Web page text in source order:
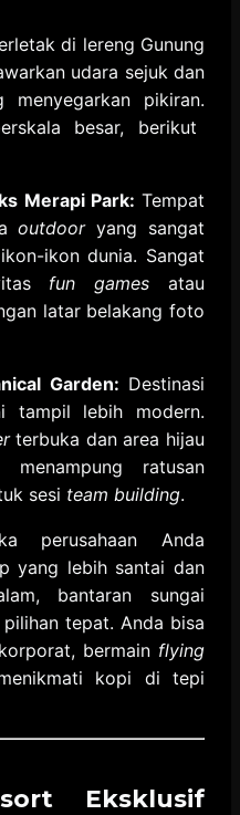
di lereng Gunung
udara sejuk dan
menyegarkan pikiran.
besar, berikut
Merapi Park: Tempat
outdooryang sangat
ikon dunia. Sangat
fun games atau
latar belakang foto
Garden: Destinasi
tampil lebih modern.
terbuka dan area hijau
ratusan
sesi team building.
perusahaan Anda
yang lebih santai dan
bantaran sungai
tepat. Anda bisa
bermain flying
kopi di tepi
Eksklusif